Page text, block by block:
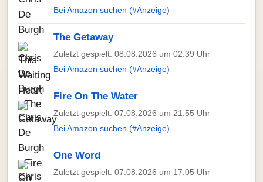
Bei Amazon suchen (#Anzeige)
The Getaway
Zuletzt gespielt: 08.08.2026 um 02:39 Uhr
Bei Amazon suchen (#Anzeige)
Fire On The Water
Zuletzt gespielt: 07.08.2026 um 21:55 Uhr
Bei Amazon suchen (#Anzeige)
One Word
Zuletzt gespielt: 07.08.2026 um 17:05 Uhr